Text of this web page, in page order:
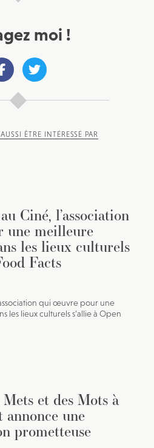
moi !
ÊTRE INTÉRESSÉ PAR
Ciné, l’association
meilleure
les lieux culturels
Facts
qui œuvre pour une
les lieux culturels s’allie à Open
et des Mots à
une
prometteuse